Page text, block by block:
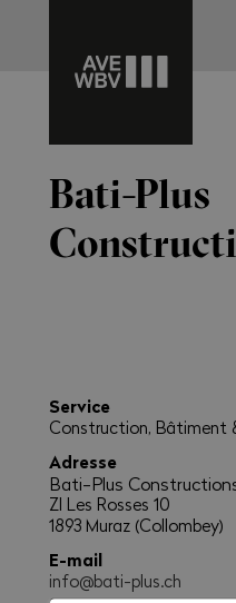
Bati-Plus
Service
Construction, Bâtiment
Adresse
Bati-Plus
ZI Les Rosses 10
1893 Muraz (Collombey)
E-mail
info@bati-plus.ch